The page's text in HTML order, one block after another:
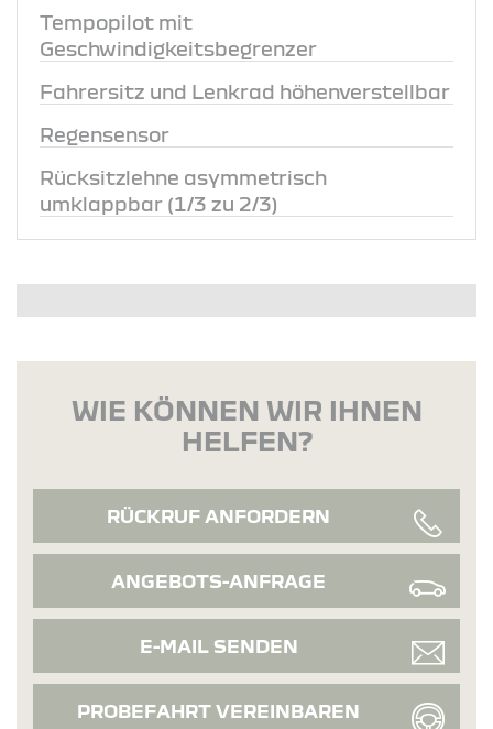
Tempopilot mit
Geschwindigkeitsbegrenzer
Fahrersitz und Lenkrad höhenverstellbar
Regensensor
Rücksitzlehne asymmetrisch
umklappbar (1/3 zu 2/3)
WIE KÖNNEN WIR IHNEN
HELFEN?
RÜCKRUF ANFORDERN
ANGEBOTS-ANFRAGE
E-MAIL SENDEN
PROBEFAHRT VEREINBAREN